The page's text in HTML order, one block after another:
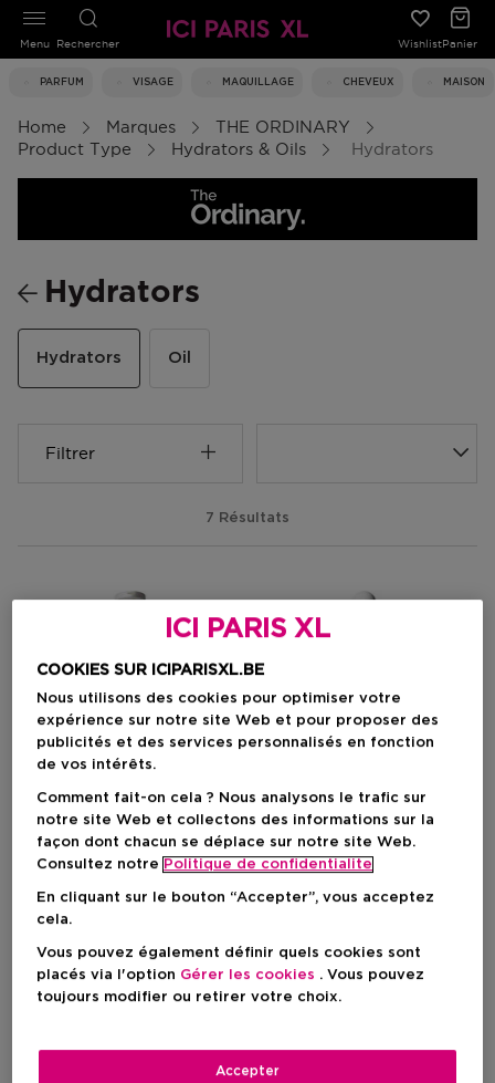
Rechercher WishlistPanier
PARFUM VISAGE MAQUILLAGE CHEVEUX MAISON
Menu
Home Marques
THE ORDINARY
Product Type
Hydrators & Oils Hydrators
Hydrators
Hydrators Oil
Filtrer
7 Résultats
THE ORDINARY
Dryness & Dehydratation
Lotion Corps - Facteurs
Naturels D’hydratation +
Inuline
16,70 €
THE ORDINARY
Sérum Apaisant & Protecteur
De La Barrière Cutanée
20,40 €
ICI PARIS XL
COOKIES SUR ICIPARISXL.BE
Nous utilisons des cookies pour optimiser votre
expérience sur notre site Web et pour proposer des
publicités et des services personnalisés en fonction
de vos intérêts.
Comment fait-on cela ? Nous analysons le trafic sur
notre site Web et collectons des informations sur la
façon dont chacun se déplace sur notre site Web.
Consultez notre Politique de confidentialite
En cliquant sur le bouton “Accepter”, vous acceptez
cela.
Vous pouvez également définir quels cookies sont
placés via l'option Gérer les cookies . Vous pouvez
toujours modifier ou retirer votre choix.
Accepter